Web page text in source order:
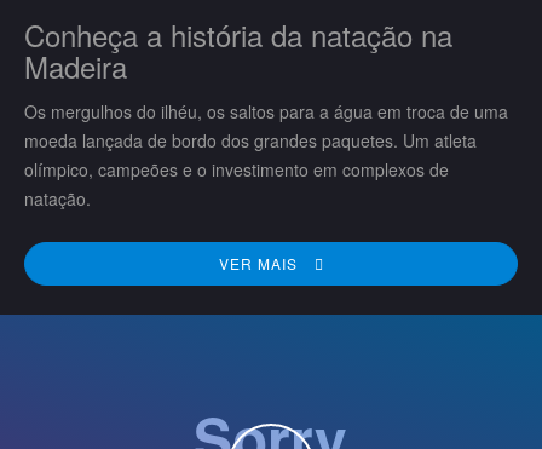
Conheça a história da natação na
Madeira
Os mergulhos do ilhéu, os saltos para a água em troca de uma
moeda lançada de bordo dos grandes paquetes. Um atleta
olímpico, campeões e o investimento em complexos de
natação.
VER MAIS